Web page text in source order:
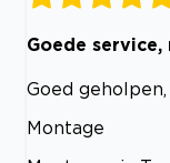
Goede
Goed
Montage